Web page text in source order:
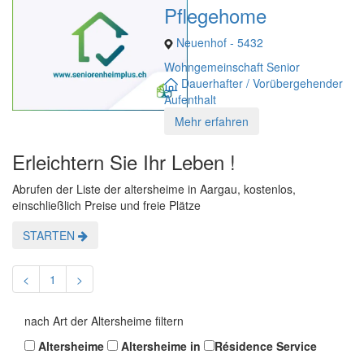
Pflegehome
Neuenhof - 5432
Wohngemeinschaft Senior
Dauerhafter / Vorübergehender
Aufenthalt
Mehr erfahren
Erleichtern Sie Ihr Leben !
Abrufen der Liste der altersheime in Aargau, kostenlos,
einschließlich Preise und freie Plätze
STARTEN
< 1 >
nach Art der Altersheime filtern
Altersheime
Altersheime in Résidence Service